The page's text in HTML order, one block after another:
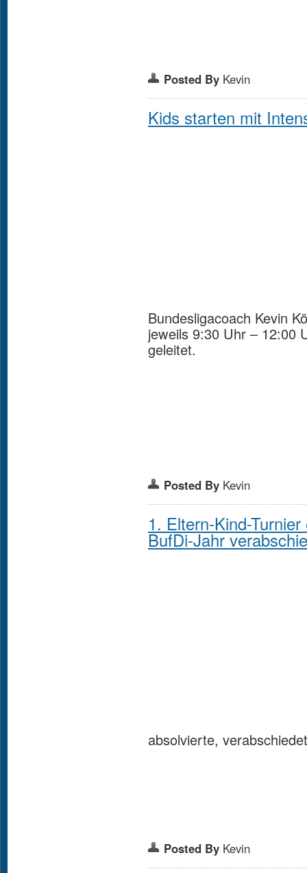
Posted By Kevin
Kids starten mit
Bundesligacoach Kevin
jeweils 9:30 Uhr – 12:00
geleitet.
Posted By Kevin
1. Eltern-Kind-
BufDi-Jahr
absolvierte,
Posted By Kevin